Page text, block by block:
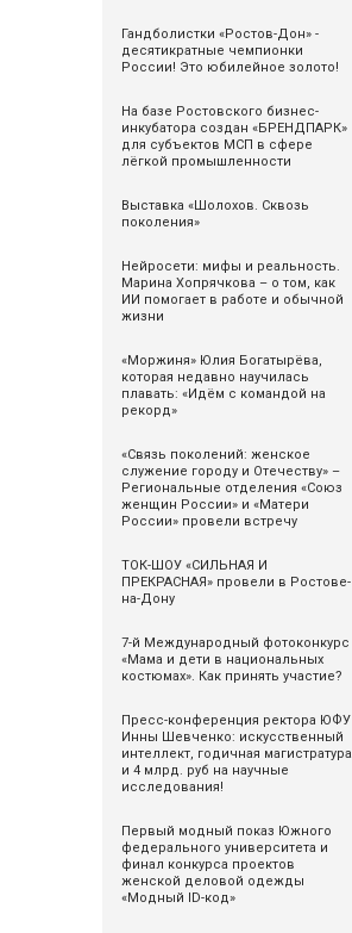
Гандболистки «Ростов-Дон» -
десятикратные чемпионки
России! Это юбилейное золото!
На базе Ростовского бизнес-
инкубатора создан «БРЕНДПАРК»
для субъектов МСП в сфере
лёгкой промышленности
Выставка «Шолохов. Сквозь
поколения»
Нейросети: мифы и реальность.
Марина Хопрячкова – о том, как
ИИ помогает в работе и обычной
жизни
«Моржиня» Юлия Богатырёва,
которая недавно научилась
плавать: «Идём с командой на
рекорд»
«Связь поколений: женское
служение городу и Отечеству» –
Региональные отделения «Союз
женщин России» и «Матери
России» провели встречу
ТОК-ШОУ «СИЛЬНАЯ И
ПРЕКРАСНАЯ» провели в Ростове-
на-Дону
7-й Международный фотоконкурс
«Мама и дети в национальных
костюмах». Как принять участие?
Пресс-конференция ректора ЮФУ
Инны Шевченко: искусственный
интеллект, годичная магистратура
и 4 млрд. руб на научные
исследования!
Первый модный показ Южного
федерального университета и
финал конкурса проектов
женской деловой одежды
«Модный ID-код»